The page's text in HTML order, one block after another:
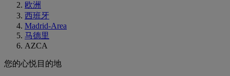
欧洲
西班牙
Madrid-Area
马德里
AZCA
您的心悦目的地